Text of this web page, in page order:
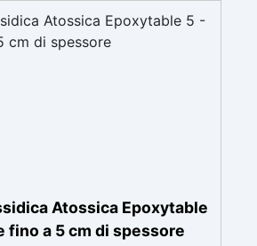
post catalisi per contatto
BPA free e VoC Free
Atossica Epoxytable
fino a 5 cm di spessore